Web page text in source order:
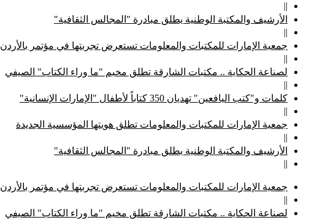
||
الأرشيف والمكتبة الوطنية يطلق مبادرة "المجالس الثقافية"
||
جمعية الإمارات للمكتبات والمعلومات تستعرض تجربتها في مؤتمر بالأردن
||
لصناعة الحكاية .. مكتبات الشارقة تطلق مخيم "ما وراء الكتاب" الصيفي
||
كلمات و"كتب اليافعين" تهديان 350 كتاباً لأطفال "الإمارات الإنسانية"
||
جمعية الإمارات للمكتبات والمعلومات تطلق هويتها المؤسسية الجديدة
||
الأرشيف والمكتبة الوطنية يطلق مبادرة "المجالس الثقافية"
||
جمعية الإمارات للمكتبات والمعلومات تستعرض تجربتها في مؤتمر بالأردن
||
لصناعة الحكاية .. مكتبات الشارقة تطلق مخيم "ما وراء الكتاب" الصيفي